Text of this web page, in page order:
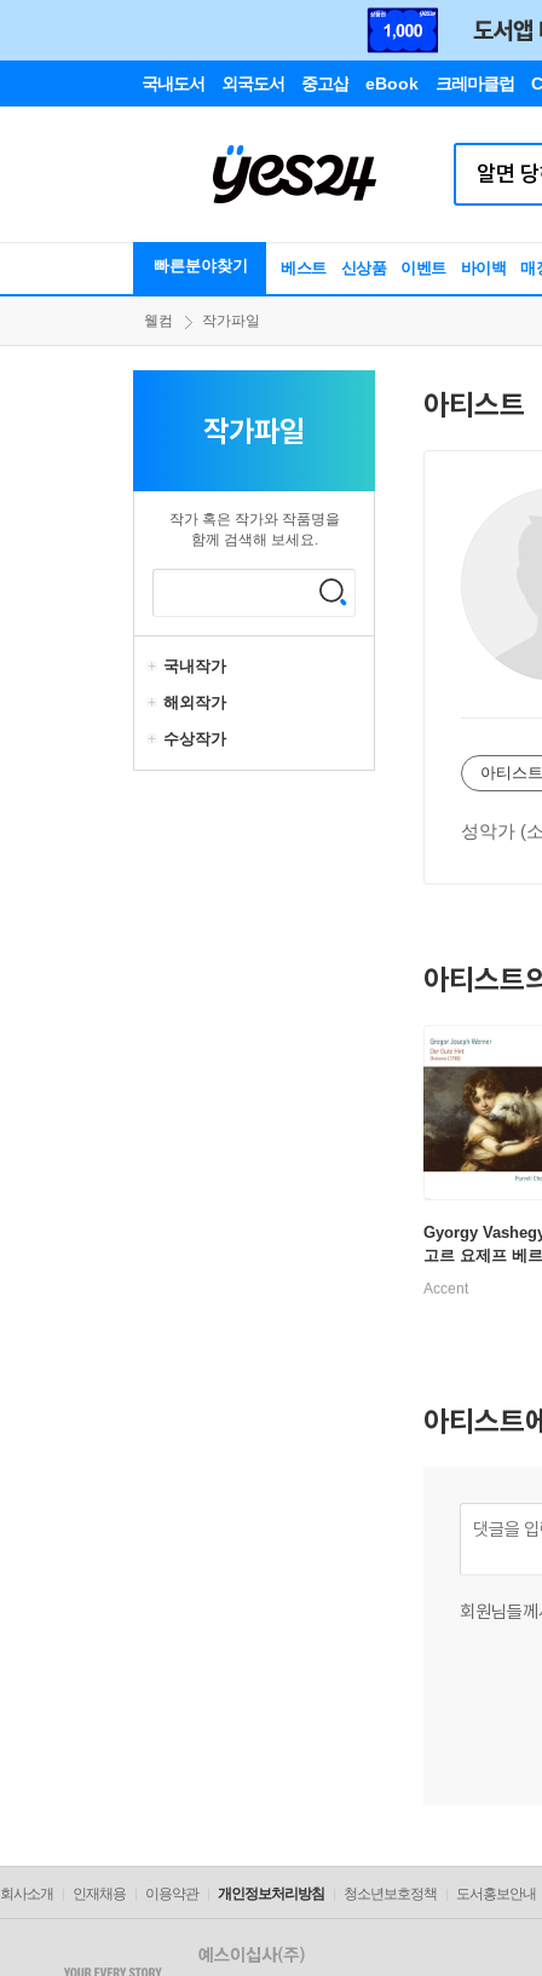
국내도서 외국도서 중고샵 eBook 크레마클럽
빠른분야찾기 베스트 신상품 이벤트 바이백 매
웰컴 작가파일
작가파일
작가 혹은 작가와 작품명을
함께 검색해 보세요.
국내작가
해외작가
수상작가
아티스트
아티스
성악가 (
아티스트
Gyorgy
고르 요제프 베
라토리오 '착한
Accent
아티스트
회원님들
회사소개 인재채용 이용약관 개인정보처리방침 청소년보호정책 도서홍보안내